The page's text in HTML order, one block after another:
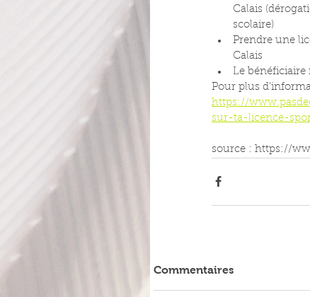
Calais
scolaire)
Prendre une
Calais
Le bénéficiaire
Pour plus
https://
sur-ta-licence-
source : https://
Commentaires